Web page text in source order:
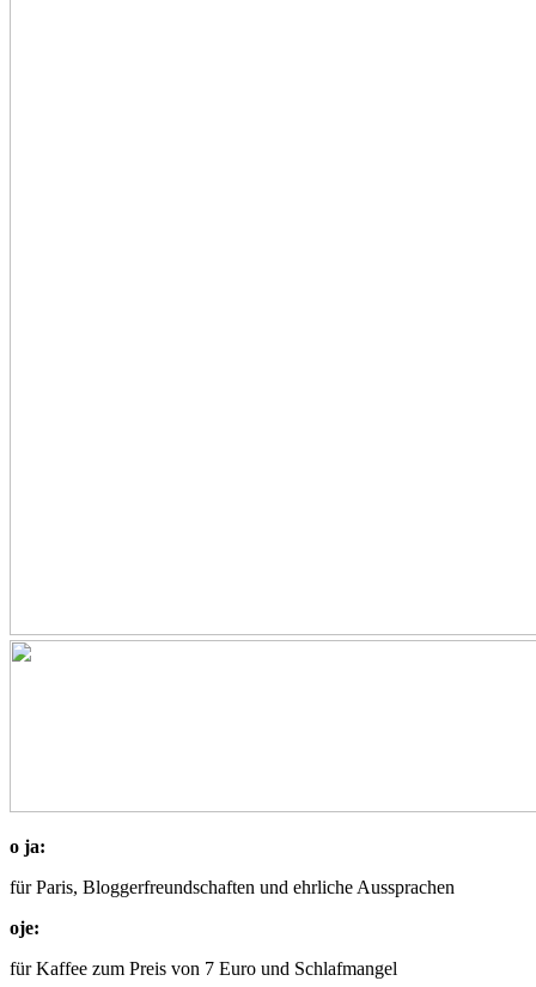
o ja:
für Paris, Bloggerfreundschaften und ehrliche Aussprachen
oje:
für Kaffee zum Preis von 7 Euro und Schlafmangel